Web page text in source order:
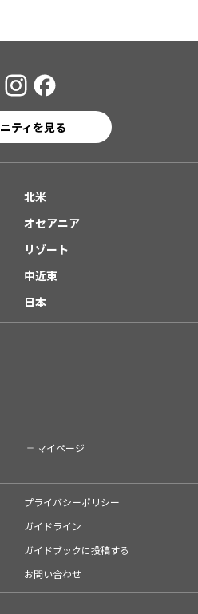
ティを見る
北米
オセアニア
リゾート
中近東
日本
マイページ
プライバシーポリシー
ガイドライン
ガイドブックに投稿する
お問い合わせ